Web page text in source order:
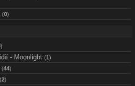
(0)
)
- Moonlight (1 )
(44)
(2)